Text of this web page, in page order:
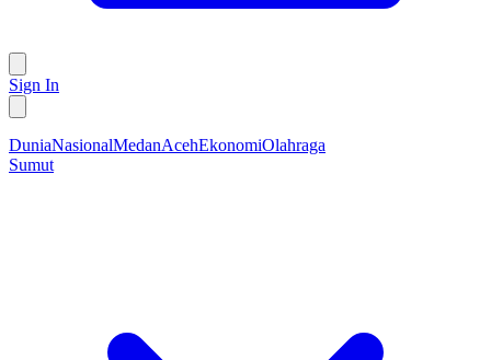
Sign In
DuniaNasionalMedanAcehEkonomiOlahraga
Sumut